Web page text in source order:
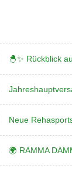
🐣✨ Rückblick
Neue
🌍 RAMMA